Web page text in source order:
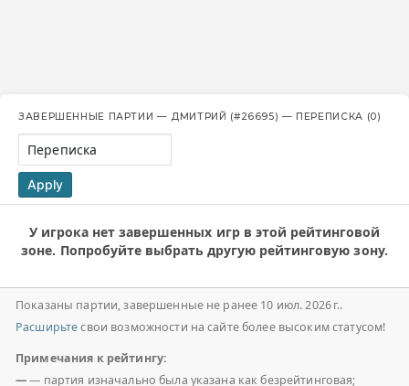
ЗАВЕРШЕННЫЕ ПАРТИИ — ДМИТРИЙ (#26695) — ПЕРЕПИСКА (0)
Переписка
Apply
У игрока нет завершенных игр в этой рейтинговой
зоне. Попробуйте выбрать другую рейтинговую зону.
Показаны партии, завершенные не ранее 10 июл. 2026 г..
Расширьтесвои возможности на сайте более высоким статусом!
Примечания к рейтингу:
—— партия изначально была указана как безрейтинговая;